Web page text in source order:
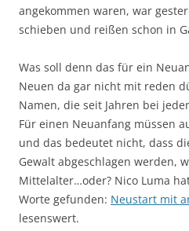
angekommen waren, war
schieben und reißen schon in
Was soll denn das für ein
Neuen da gar nicht mit reden
Namen, die seit Jahren bei
Für einen Neuanfang müssen
und das bedeutet nicht, dass
Gewalt abgeschlagen werden,
Mittelalter…oder? Nico Luma
Worte gefunden: Neustart mit
lesenswert.